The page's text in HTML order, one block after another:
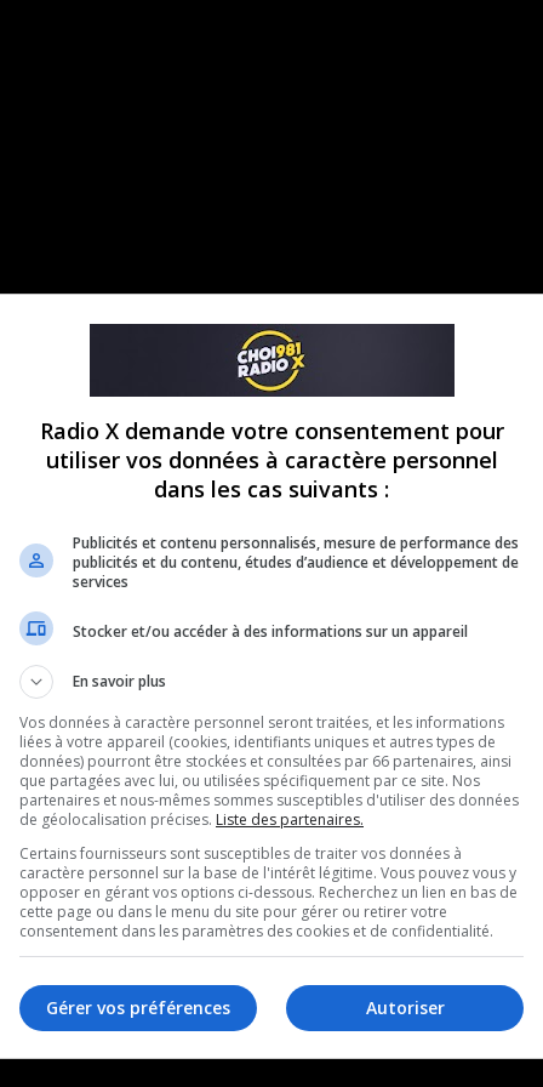
pendant 25 minutes. Préparez le filet mignon :
d’olive (avec l’oignon émincé) en le retournant
le feu puis poivrez. Ne salez pas !
une pâte grumeleuse et gluante.
de pâte de sel; déposez le filet mignon
Rabattez bien le tout sur les côtés pour que
Radio X demande votre consentement pour
utiliser vos données à caractère personnel
dans les cas suivants :
Publicités et contenu personnalisés, mesure de performance des
publicités et du contenu, études d’audience et développement de
services
Stocker et/ou accéder à des informations sur un appareil
En savoir plus
Vos données à caractère personnel seront traitées, et les informations
liées à votre appareil (cookies, identifiants uniques et autres types de
données) pourront être stockées et consultées par 66 partenaires, ainsi
que partagées avec lui, ou utilisées spécifiquement par ce site. Nos
partenaires et nous-mêmes sommes susceptibles d'utiliser des données
de géolocalisation précises. Liste des partenaires.
Certains fournisseurs sont susceptibles de traiter vos données à
caractère personnel sur la base de l'intérêt légitime. Vous pouvez vous y
opposer en gérant vos options ci-dessous. Recherchez un lien en bas de
cette page ou dans le menu du site pour gérer ou retirer votre
consentement dans les paramètres des cookies et de confidentialité.
Autoriser
Gérer vos préférences